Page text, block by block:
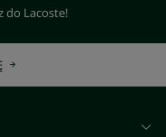
do Lacoste!